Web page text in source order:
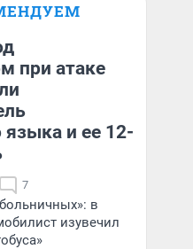
при атаке
языка и ее 12-
7
в
изувечил